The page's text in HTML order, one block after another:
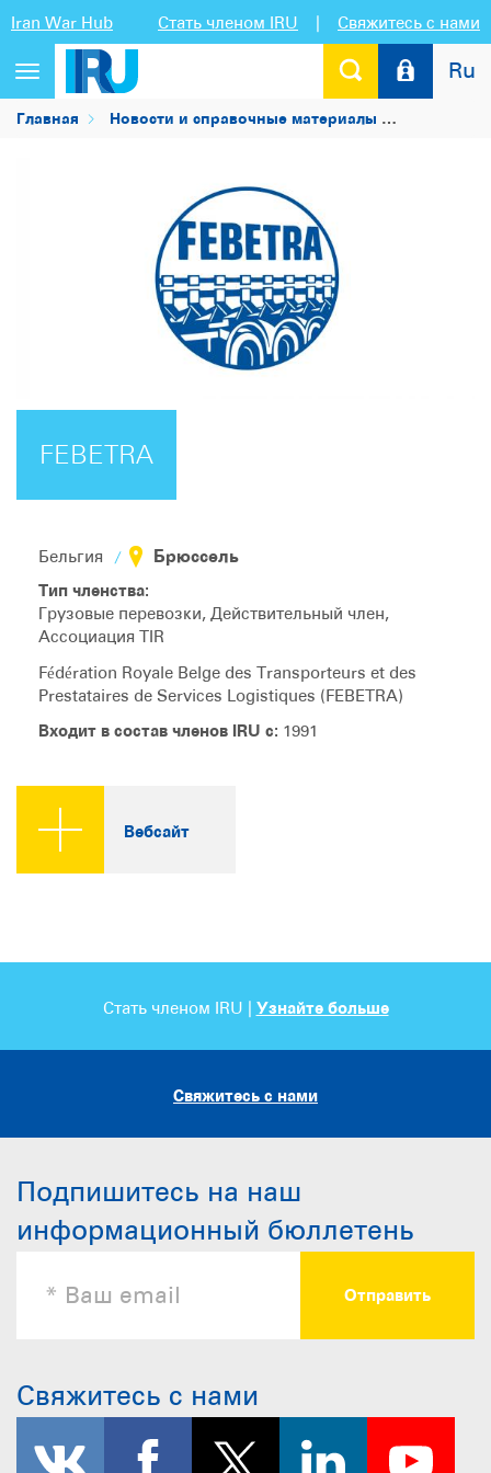
Iran War Hub Стать членом IRU | Свяжитесь с нами
Переключить
навигацию
Ru
Главная Новости и справочные материалы
FEBETRA
Бельгия Брюссель
Тип членства:
Грузовые перевозки, Действительный член,
Ассоциация TIR
Fédération Royale Belge des Transporteurs et des
Prestataires de Services Logistiques (FEBETRA)
Входит в состав членов IRU с: 1991
Вебсайт
Стать членом IRU | Узнайте больше
Свяжитесь с нами
Подпишитесь на наш
информационный бюллетень
Свяжитесь с нами